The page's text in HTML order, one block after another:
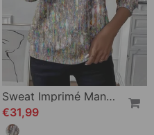
Sweat Imprimé Manches Longues À Demi-Fermeture
€31,99